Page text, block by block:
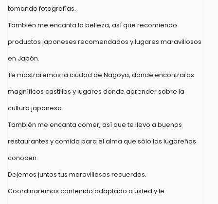
tomando fotografías.
También me encanta la belleza, así que recomiendo
productos japoneses recomendados y lugares maravillosos
en Japón.
Te mostraremos la ciudad de Nagoya, donde encontrarás
magníficos castillos y lugares donde aprender sobre la
cultura japonesa.
También me encanta comer, así que te llevo a buenos
restaurantes y comida para el alma que sólo los lugareños
conocen.
Dejemos juntos tus maravillosos recuerdos.
Coordinaremos contenido adaptado a usted y le